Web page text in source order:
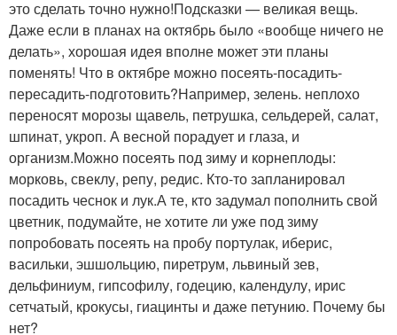
это сделать точно нужно!Подсказки — великая вещь.
Даже если в планах на октябрь было «вообще ничего не
делать», хорошая идея вполне может эти планы
поменять! Что в октябре можно посеять-посадить-
пересадить-подготовить?Например, зелень. неплохо
переносят морозы щавель, петрушка, сельдерей, салат,
шпинат, укроп. А весной порадует и глаза, и
организм.Можно посеять под зиму и корнеплоды:
морковь, свеклу, репу, редис. Кто-то запланировал
посадить чеснок и лук.А те, кто задумал пополнить свой
цветник, подумайте, не хотите ли уже под зиму
попробовать посеять на пробу портулак, иберис,
васильки, эшшольцию, пиретрум, львиный зев,
дельфиниум, гипсофилу, годецию, календулу, ирис
сетчатый, крокусы, гиацинты и даже петунию. Почему бы
нет?